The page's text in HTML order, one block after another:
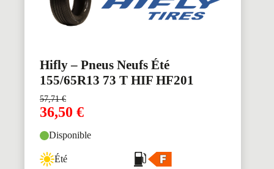
Hifly – Pneus Neufs Été
155/65R13 73 T HIF HF201
57,71€
36,50 €
Disponible
Été